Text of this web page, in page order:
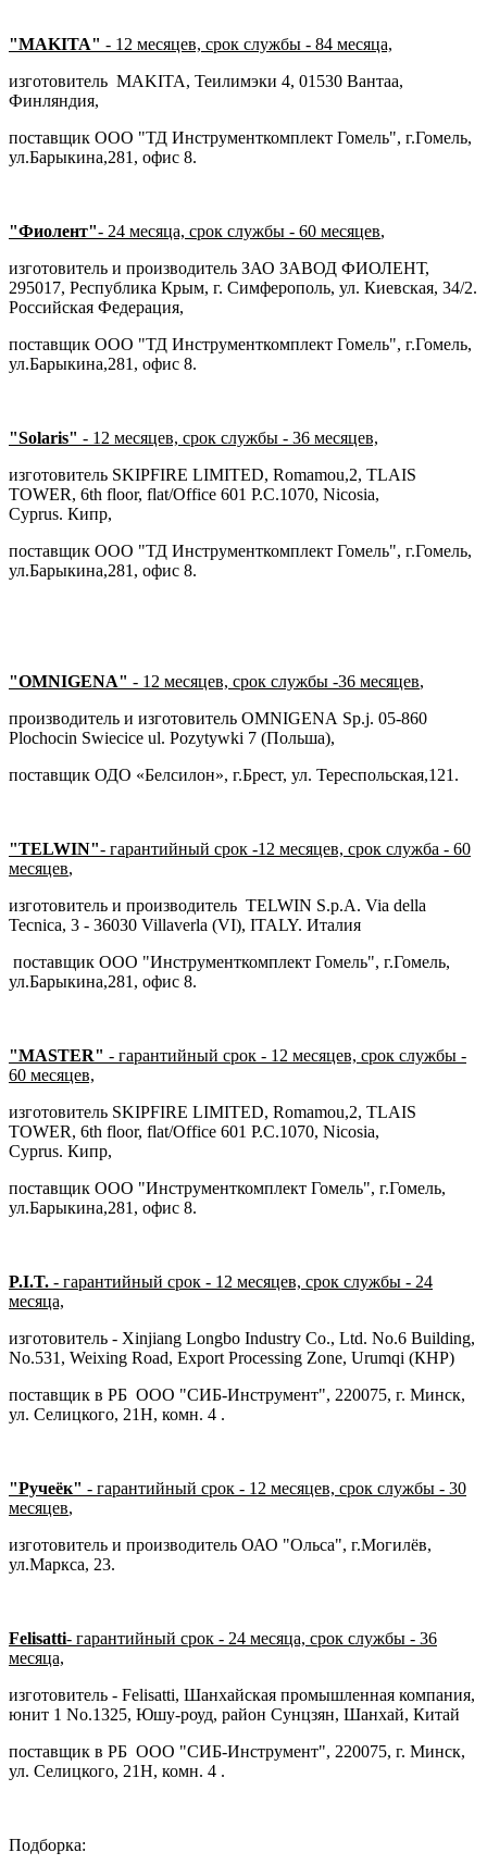
"MAKITA" - 12 месяцев, срок службы - 84 месяца,
изготовитель MAKITA, Теилимэки 4, 01530 Вантаа,
Финляндия,
поставщик ООО "ТД Инструменткомплект Гомель", г.Гомель,
ул.Барыкина,281, офис 8.
"Фиолент"- 24 месяца, срок службы - 60 месяцев,
изготовитель и производитель ЗАО ЗАВОД ФИОЛЕНТ,
295017, Республика Крым, г. Симферополь, ул. Киевская, 34/2.
Российская Федерация,
поставщик ООО "ТД Инструменткомплект Гомель", г.Гомель,
ул.Барыкина,281, офис 8.
"Solaris" - 12 месяцев, срок службы - 36 месяцев,
изготовитель SKIPFIRE LIMITED, Romamou,2, TLAIS
TOWER, 6th floor, flat/Office 601 P.C.1070, Nicosia,
Cyprus. Кипр,
поставщик ООО "ТД Инструменткомплект Гомель", г.Гомель,
ул.Барыкина,281, офис 8.
"OMNIGENA" - 12 месяцев, срок службы -36 месяцев,
производитель и изготовитель OMNIGENA Sp.j. 05-860
Plochocin Swiecice ul. Pozytywki 7 (Польша),
поставщик ОДО «Белсилон», г.Брест, ул. Тереспольская,121.
"TELWIN"- гарантийный срок -12 месяцев, срок служба - 60
месяцев,
изготовитель и производитель TELWIN S.p.A. Via della
Tecnica, 3 - 36030 Villaverla (VI), ITALY. Италия
поставщик ООО "Инструменткомплект Гомель", г.Гомель,
ул.Барыкина,281, офис 8.
"MASTER" - гарантийный срок - 12 месяцев, срок службы -
60 месяцев,
изготовитель SKIPFIRE LIMITED, Romamou,2, TLAIS
TOWER, 6th floor, flat/Office 601 P.C.1070, Nicosia,
Cyprus. Кипр,
поставщик ООО "Инструменткомплект Гомель", г.Гомель,
ул.Барыкина,281, офис 8.
P.I.T. - гарантийный срок - 12 месяцев, срок службы - 24
месяца,
изготовитель - Xinjiang Longbo Industry Co., Ltd. No.6 Building,
No.531, Weixing Road, Export Processing Zone, Urumqi (КНР)
поставщик в РБ ООО "СИБ-Инструмент", 220075, г. Минск,
ул. Селицкого, 21Н, комн. 4 .
"Ручеёк" - гарантийный срок - 12 месяцев, срок службы - 30
месяцев,
изготовитель и производитель ОАО "Ольса", г.Могилёв,
ул.Маркса, 23.
Felisatti- гарантийный срок - 24 месяца, срок службы - 36
месяца,
изготовитель - Felisatti, Шанхайская промышленная компания,
юнит 1 No.1325, Юшу-роуд, район Сунцзян, Шанхай, Китай
поставщик в РБ ООО "СИБ-Инструмент", 220075, г. Минск,
ул. Селицкого, 21Н, комн. 4 .
Подборка: